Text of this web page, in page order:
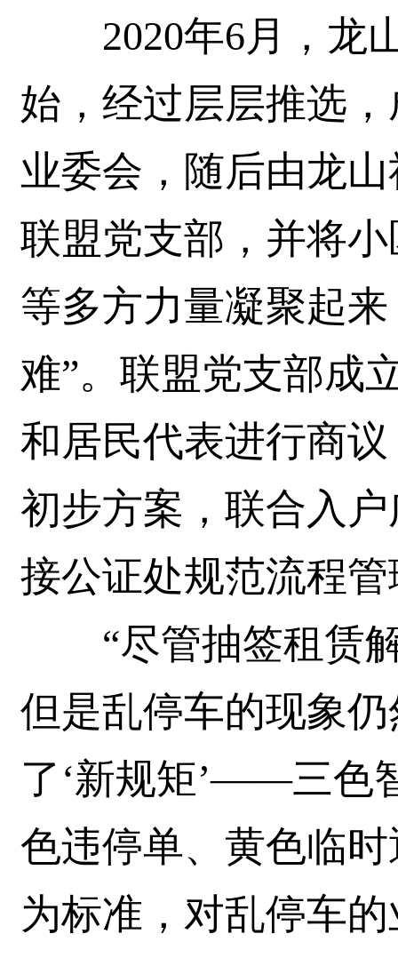
2020年6月，龙
始，经过层层推选
业委会，随后由龙
联盟党支部，并将
等多方力量凝聚起
难”。联盟党支部成
和居民代表进行商
初步方案，联合入
接公证处规范流程
“尽管抽签租赁解
但是乱停车的现象
了‘新规矩’——三色
色违停单、黄色临
为标准，对乱停车